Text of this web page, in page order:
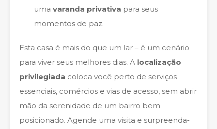
uma varanda privativa para seus
momentos de paz.
Esta casa é mais do que um lar – é um cenário
para viver seus melhores dias. A localização
privilegiada coloca você perto de serviços
essenciais, comércios e vias de acesso, sem abrir
mão da serenidade de um bairro bem
posicionado. Agende uma visita e surpreenda-